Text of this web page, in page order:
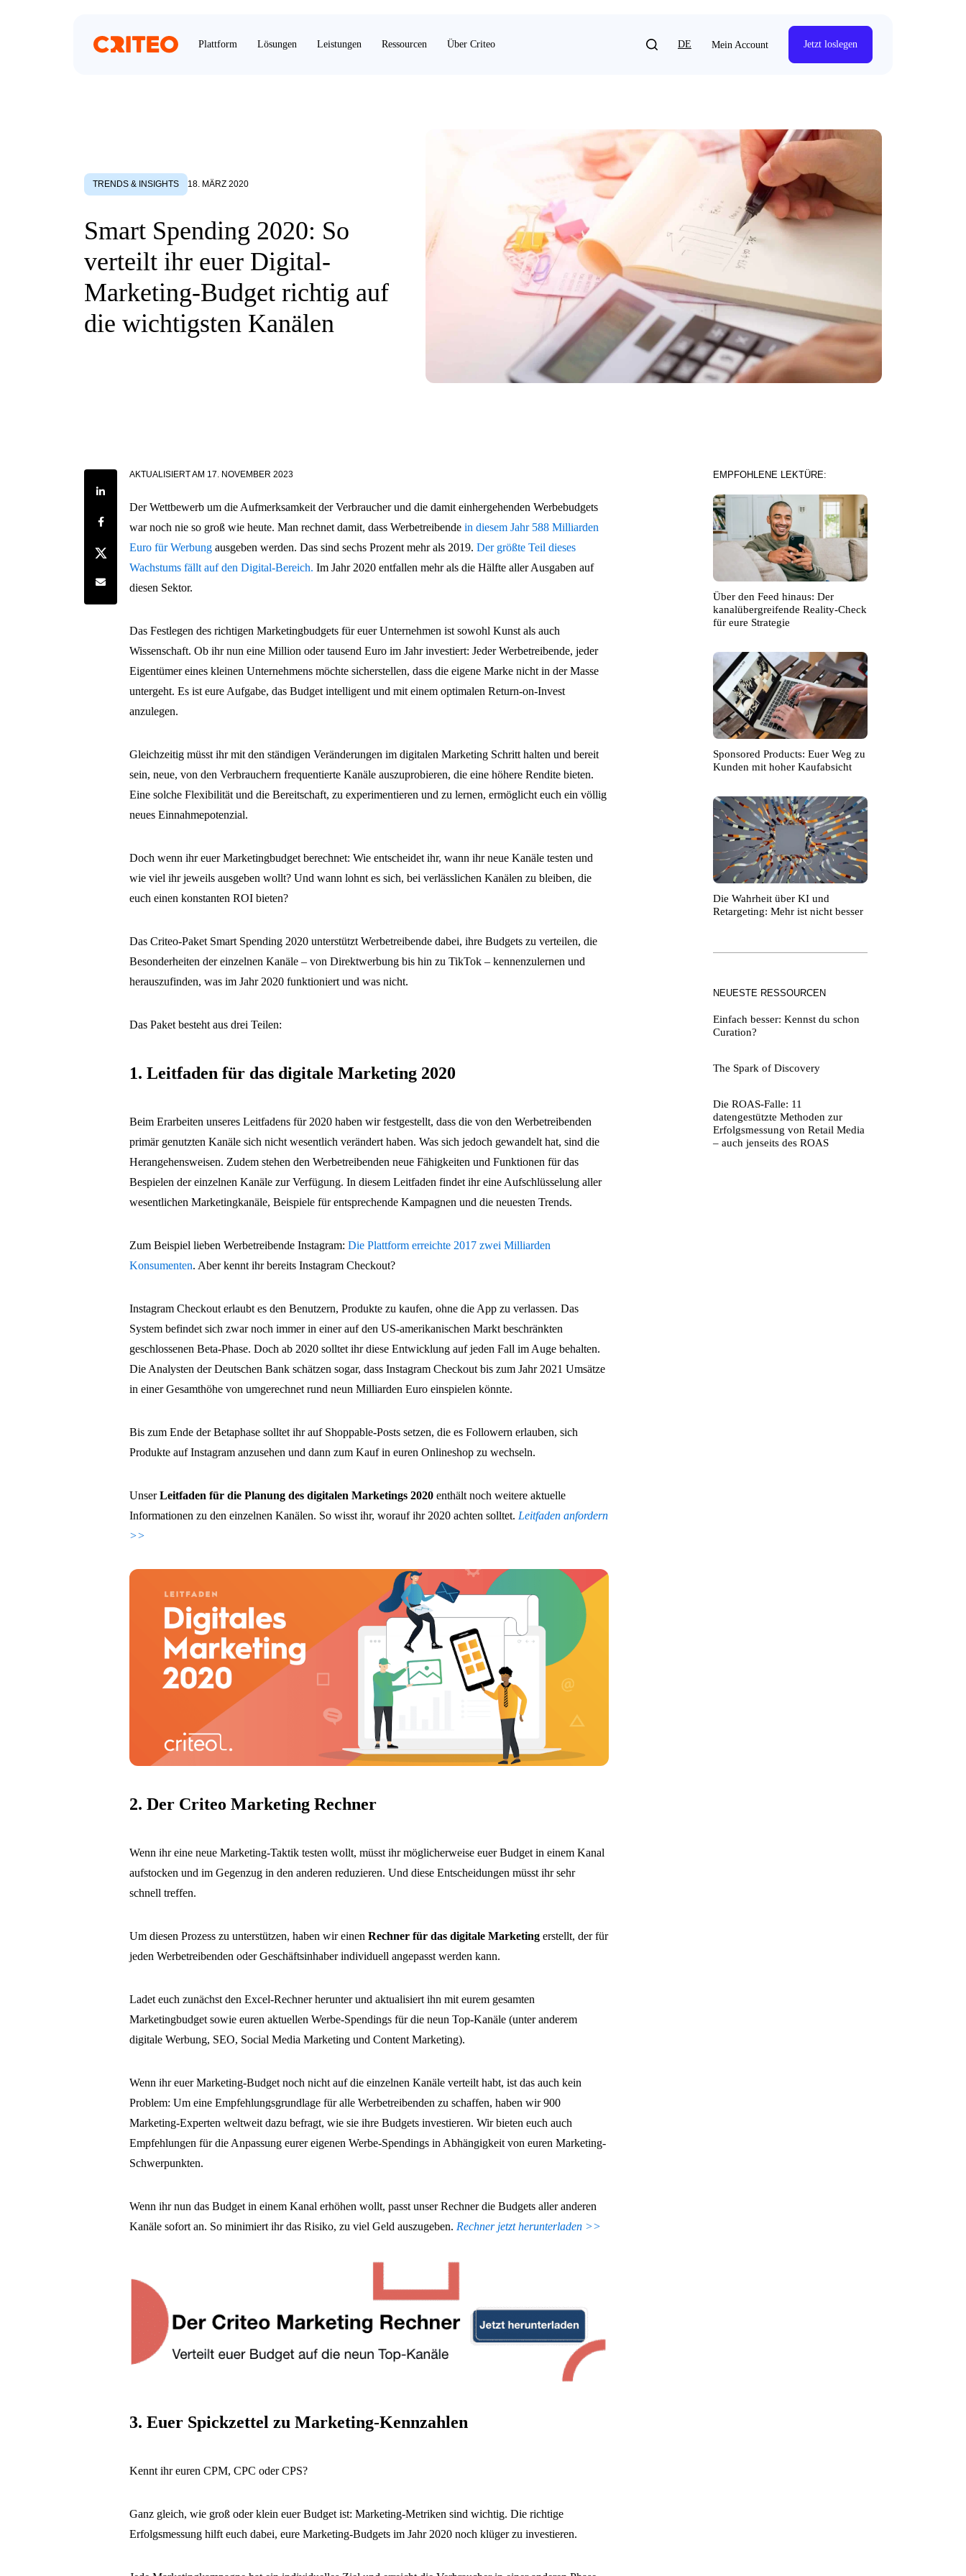
Plattform Lösungen Leistungen Ressourcen Über Criteo DE Mein Account Jetzt loslegen
TRENDS & INSIGHTS 18. MÄRZ 2020
Smart Spending 2020: So
verteilt ihr euer Digital-
Marketing-Budget richtig auf
die wichtigsten Kanälen
Share on LinkedIn
Share on Facebook
Share on Twitter
Share by e-mail
AKTUALISIERT AM 17. NOVEMBER 2023
Der Wettbewerb um die Aufmerksamkeit der Verbraucher und die damit einhergehenden Werbebudgets
war noch nie so groß wie heute. Man rechnet damit, dass Werbetreibendein diesem Jahr 588 Milliarden
Euro für Werbung ausgeben werden. Das sind sechs Prozent mehr als 2019.Der größte Teil dieses
Wachstums fällt auf den Digital-Bereich. Im Jahr 2020 entfallen mehr als die Hälfte aller Ausgaben auf
diesen Sektor.
Das Festlegen des richtigen Marketingbudgets für euer Unternehmen ist sowohl Kunst als auch
Wissenschaft. Ob ihr nun eine Million oder tausend Euro im Jahr investiert: Jeder Werbetreibende, jeder
Eigentümer eines kleinen Unternehmens möchte sicherstellen, dass die eigene Marke nicht in der Masse
untergeht. Es ist eure Aufgabe, das Budget intelligent und mit einem optimalen Return-on-Invest
anzulegen.
Gleichzeitig müsst ihr mit den ständigen Veränderungen im digitalen Marketing Schritt halten und bereit
sein, neue, von den Verbrauchern frequentierte Kanäle auszuprobieren, die eine höhere Rendite bieten.
Eine solche Flexibilität und die Bereitschaft, zu experimentieren und zu lernen, ermöglicht euch ein völlig
neues Einnahmepotenzial.
Doch wenn ihr euer Marketingbudget berechnet: Wie entscheidet ihr, wann ihr neue Kanäle testen und
wie viel ihr jeweils ausgeben wollt? Und wann lohnt es sich, bei verlässlichen Kanälen zu bleiben, die
euch einen konstanten ROI bieten?
Das Criteo-Paket Smart Spending 2020 unterstützt Werbetreibende dabei, ihre Budgets zu verteilen, die
Besonderheiten der einzelnen Kanäle – von Direktwerbung bis hin zu TikTok – kennenzulernen und
herauszufinden, was im Jahr 2020 funktioniert und was nicht.
Das Paket besteht aus drei Teilen:
1. Leitfaden für das digitale Marketing 2020
Beim Erarbeiten unseres Leitfadens für 2020 haben wir festgestellt, dass die von den Werbetreibenden
primär genutzten Kanäle sich nicht wesentlich verändert haben. Was sich jedoch gewandelt hat, sind die
Herangehensweisen. Zudem stehen den Werbetreibenden neue Fähigkeiten und Funktionen für das
Bespielen der einzelnen Kanäle zur Verfügung. In diesem Leitfaden findet ihr eine Aufschlüsselung aller
wesentlichen Marketingkanäle, Beispiele für entsprechende Kampagnen und die neuesten Trends.
Zum Beispiel lieben Werbetreibende Instagram:Die Plattform erreichte 2017 zwei Milliarden
Konsumenten. Aber kennt ihr bereits Instagram Checkout?
Instagram Checkout erlaubt es den Benutzern, Produkte zu kaufen, ohne die App zu verlassen. Das
System befindet sich zwar noch immer in einer auf den US-amerikanischen Markt beschränkten
geschlossenen Beta-Phase. Doch ab 2020 solltet ihr diese Entwicklung auf jeden Fall im Auge behalten.
Die Analysten der Deutschen Bank schätzen sogar, dass Instagram Checkout bis zum Jahr 2021 Umsätze
in einer Gesamthöhe von umgerechnet rund neun Milliarden Euro einspielen könnte.
Bis zum Ende der Betaphase solltet ihr auf Shoppable-Posts setzen, die es Followern erlauben, sich
Produkte auf Instagram anzusehen und dann zum Kauf in euren Onlineshop zu wechseln.
UnserLeitfaden für die Planung des digitalen Marketings 2020 enthält noch weitere aktuelle
Informationen zu den einzelnen Kanälen. So wisst ihr, worauf ihr 2020 achten solltet.Leitfaden anfordern
>>
2. Der Criteo Marketing Rechner
Wenn ihr eine neue Marketing-Taktik testen wollt, müsst ihr möglicherweise euer Budget in einem Kanal
aufstocken und im Gegenzug in den anderen reduzieren. Und diese Entscheidungen müsst ihr sehr
schnell treffen.
Um diesen Prozess zu unterstützen, haben wir einenRechner für das digitale Marketing erstellt, der für
jeden Werbetreibenden oder Geschäftsinhaber individuell angepasst werden kann.
Ladet euch zunächst den Excel-Rechner herunter und aktualisiert ihn mit eurem gesamten
Marketingbudget sowie euren aktuellen Werbe-Spendings für die neun Top-Kanäle (unter anderem
digitale Werbung, SEO, Social Media Marketing und Content Marketing).
Wenn ihr euer Marketing-Budget noch nicht auf die einzelnen Kanäle verteilt habt, ist das auch kein
Problem: Um eine Empfehlungsgrundlage für alle Werbetreibenden zu schaffen, haben wir 900
Marketing-Experten weltweit dazu befragt, wie sie ihre Budgets investieren. Wir bieten euch auch
Empfehlungen für die Anpassung eurer eigenen Werbe-Spendings in Abhängigkeit von euren Marketing-
Schwerpunkten.
Wenn ihr nun das Budget in einem Kanal erhöhen wollt, passt unser Rechner die Budgets aller anderen
Kanäle sofort an. So minimiert ihr das Risiko, zu viel Geld auszugeben.Rechner jetzt herunterladen >>
3. Euer Spickzettel zu Marketing-Kennzahlen
Kennt ihr euren CPM, CPC oder CPS?
Ganz gleich, wie groß oder klein euer Budget ist: Marketing-Metriken sind wichtig. Die richtige
Erfolgsmessung hilft euch dabei, eure Marketing-Budgets im Jahr 2020 noch klüger zu investieren.
EMPFOHLENE LEKTÜRE:
Über den Feed hinaus: Der
kanalübergreifende Reality-Check
für eure Strategie
Sponsored Products: Euer Weg zu
Kunden mit hoher Kaufabsicht
Die Wahrheit über KI und
Retargeting: Mehr ist nicht besser
NEUESTE RESSOURCEN
Einfach besser: Kennst du schon
Curation?
The Spark of Discovery
Die ROAS-Falle: 11
datengestützte Methoden zur
Erfolgsmessung von Retail Media
– auch jenseits des ROAS